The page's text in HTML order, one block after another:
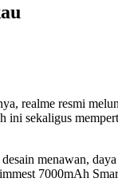
realme resmi
sekaligus
menawan,
7000mAh